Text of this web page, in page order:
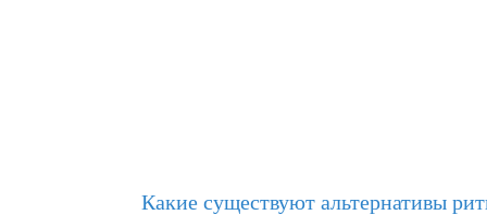
Какие существуют альтернативы